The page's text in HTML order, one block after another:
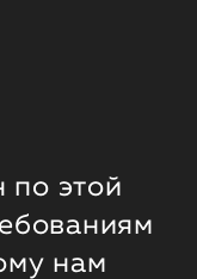
по этой
нам